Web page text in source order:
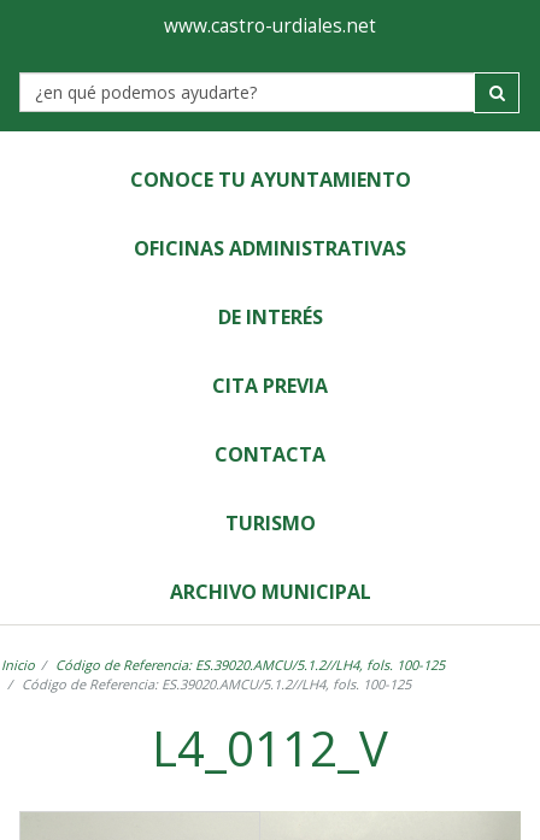
Ayuntamiento
de
Castro-
Urdiales
www.castro-urdiales.net
Label
CONOCE TU AYUNTAMIENTO
OFICINAS ADMINISTRATIVAS
DE INTERÉS
CITA PREVIA
CONTACTA
TURISMO
ARCHIVO MUNICIPAL
Inicio
Código de Referencia: ES.39020.AMCU/5.1.2//LH4, fols. 100-125
Código de Referencia: ES.39020.AMCU/5.1.2//LH4, fols. 100-125
L4_0112_V